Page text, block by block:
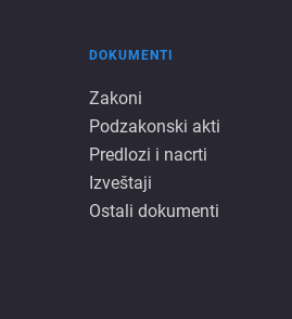
Dokumenti
DOKUMENTI
Zakoni
Podzakonski akti
Predlozi i nacrti
Izveštaji
Ostali dokumenti